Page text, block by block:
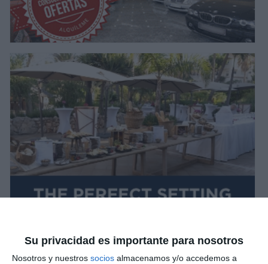
Su privacidad es importante para nosotros
Nosotros y nuestros socios almacenamos y/o accedemos a